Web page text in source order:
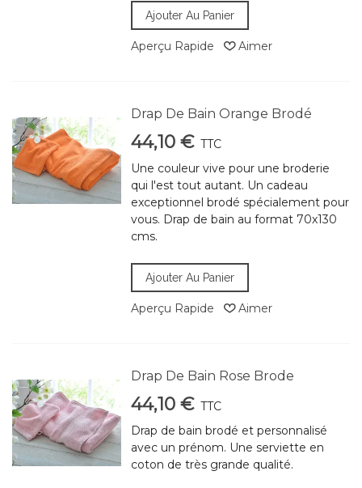
Ajouter Au Panier
Aperçu Rapide Aimer
Drap De Bain Orange Brodé
44,10 € TTC
Une couleur vive pour une broderie
qui l'est tout autant. Un cadeau
exceptionnel brodé spécialement pour
vous. Drap de bain au format 70x130
cms.
Ajouter Au Panier
Aperçu Rapide Aimer
Drap De Bain Rose Brode
44,10 € TTC
Drap de bain brodé et personnalisé
avec un prénom. Une serviette en
coton de très grande qualité.